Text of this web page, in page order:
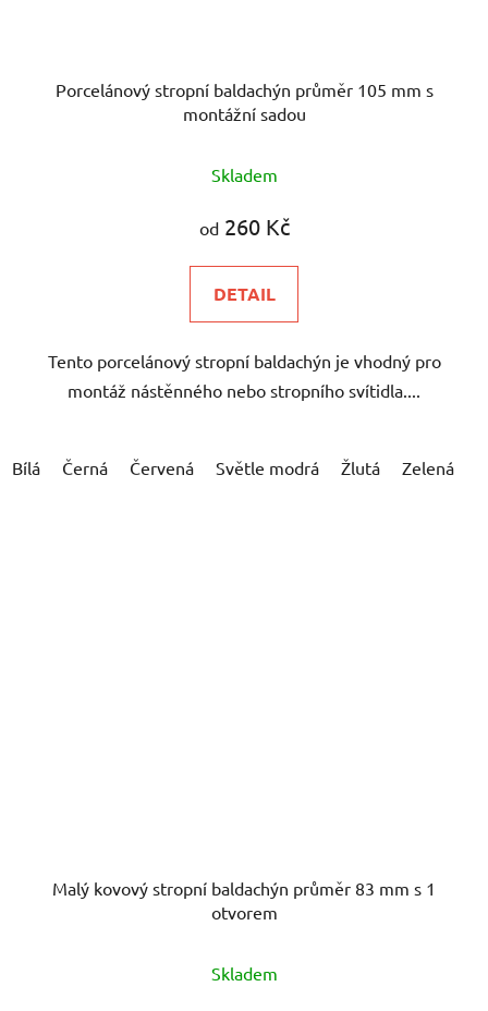
Porcelánový stropní baldachýn průměr 105 mm s
montážní sadou
Skladem
od260 Kč
DETAIL
Tento porcelánový stropní baldachýn je vhodný pro
montáž nástěnného nebo stropního svítidla....
Bílá Černá Červená Světle modrá Žlutá Zelená
Malý kovový stropní baldachýn průměr 83 mm s 1
otvorem
Skladem